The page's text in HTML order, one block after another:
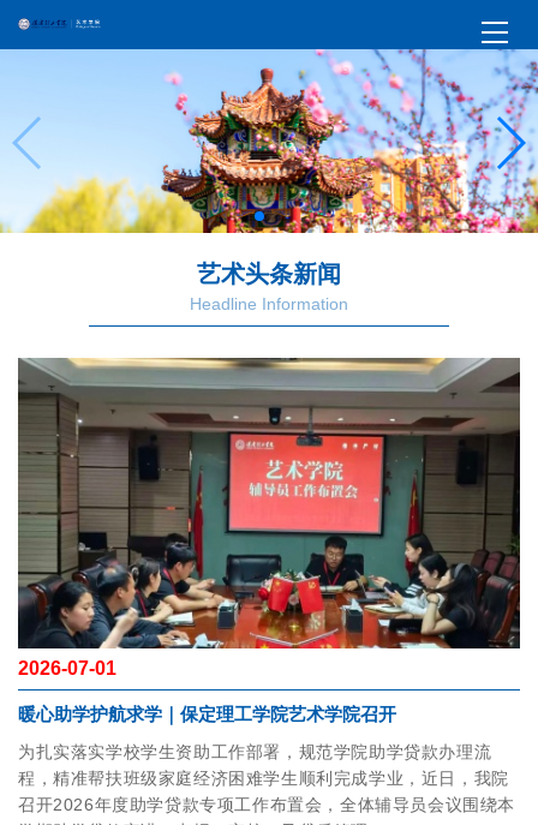
艺术头条新闻
Headline Information
2026-07-01
暖心助学护航求学｜保定理工学院艺术学院召开
为扎实落实学校学生资助工作部署，规范学院助学贷款办理流
程，精准帮扶班级家庭经济困难学生顺利完成学业，近日，我院
召开2026年度助学贷款专项工作布置会，全体辅导员会议围绕本